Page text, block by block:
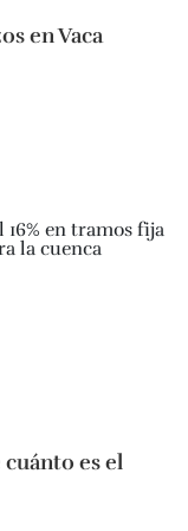
en Vaca
es el